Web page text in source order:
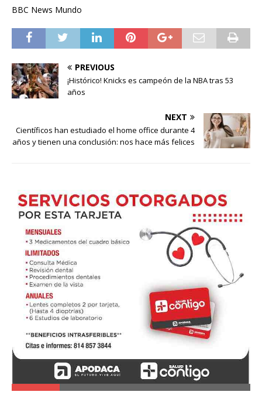
BBC News Mundo
PREVIOUS
¡Histórico! Knicks es campeón de la NBA tras 53
años
NEXT
Científicos han estudiado el home office durante 4
años y tienen una conclusión: nos hace más felices